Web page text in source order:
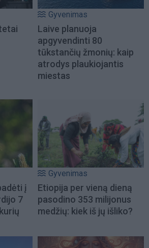
Gyvenimas
Laive planuoja
apgyvendinti 80
tūkstančių žmonių: kaip
atrodys plaukiojantis
miestas
į
7
Gyvenimas
Etiopija per vieną dieną
pasodino 353 milijonus
medžių: kiek iš jų išliko?